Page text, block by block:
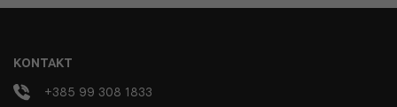
KONTAKT
+385 99 308 1833